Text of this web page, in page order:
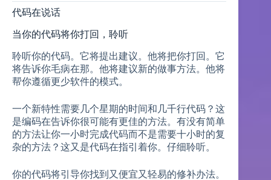
代码在说话
当你的代码将你打回，聆听
聆听你的代码。它将提出建议。他将把你打回。它
将告诉你毛病在那。他将建议新的做事方法。他将
帮你遵循更少软件的模式。
一个新特性需要几个星期的时间和几千行代码？这
是编码在告诉你很可能有更佳的方法。有没有简单
的方法让你一小时完成代码而不是需要十小时的复
杂的方法？这又是代码在指引着你。仔细聆听。
你的代码将引导你找到又便宜又轻易的修补办法。